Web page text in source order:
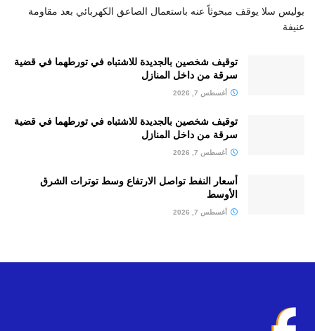
بوليس سلا يوقف مبحوثاً عنه باستعمال الصاعق الكهربائي بعد مقاومة
عنيفة
توقيف شخصين بالجديدة للاشتباه في تورطهما في قضية
سرقة من داخل المنازل
أغسطس 7, 2026
توقيف شخصين بالجديدة للاشتباه في تورطهما في قضية
سرقة من داخل المنازل
أغسطس 7, 2026
أسعار النفط تواصل الارتفاع وسط توترات الشرق
الأوسط
أغسطس 7, 2026